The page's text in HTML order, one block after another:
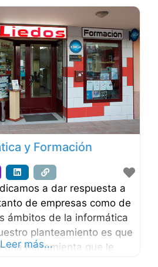
material informático
componentes,
20 años de experiencia en
priorizando el trato y la
ofrecidos a
y Formación
a dar respuesta a
de empresas como de
ámbitos de la informática
planteamiento es que
una herramienta que le
Leer más...